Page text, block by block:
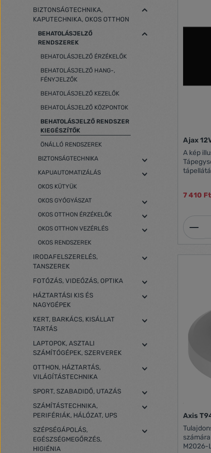
BIZTONSÁGTECHNIKA,
KAPUTECHNIKA, OKOS OTTHON
BEHATOLÁSJELZŐ
RENDSZEREK
BEHATOLÁSJELZŐ ÉRZÉKELŐK
BEHATOLÁSJELZŐ HANG-,
FÉNYJELZŐK
BEHATOLÁSJELZŐ KEZELŐK
BEHATOLÁSJELZŐ KÖZPONTOK
BEHATOLÁSJELZŐ RENDSZER
KIEGÉSZÍTŐK
ÖNÁLLÓ RENDSZEREK
BIZTONSÁGTECHNIKA
KAPUAUTOMATIZÁLÁS
OKOS KÜTYÜK
OKOS GYÓGYÁSZAT
OKOS OTTHON ÉRZÉKELŐK
OKOS OTTHON VEZÉRLÉS
OKOS RENDSZEREK
IRODAFELSZERELÉS,
TANSZEREK
FOTÓZÁS, VIDEÓZÁS, OPTIKA
HÁZTARTÁSI KIS ÉS
NAGYGÉPEK
KERT, BARKÁCS, KISÁLLAT
TARTÁS
LAPTOPOK, ASZTALI
SZÁMÍTÓGÉPEK, SZERVEREK
OTTHON, HÁZTARTÁS,
VILÁGÍTÁSTECHNIKA
SPORT, SZABADIDŐ, UTAZÁS
SZÁMÍTÁSTECHNIKA,
PERIFÉRIÁK, HÁLÓZAT, UPS
SZÉPSÉGÁPOLÁS,
EGÉSZSÉGMEGŐRZÉS,
HIGIÉNIA
Ajax
A kép
tápellátásához
7 410 Ft
Axis
Tulajdonságok:
M2026-